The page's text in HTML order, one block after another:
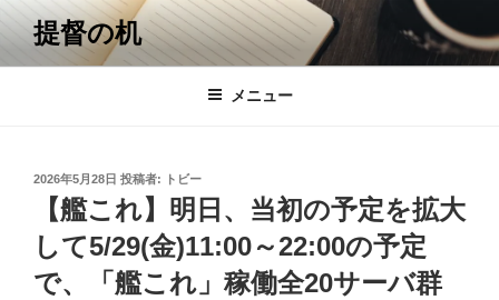
コ
テ
提督の机
メニュー
投
2026年5月28日 投稿者: トビー
【艦これ】明日、当初の予定を拡大
して5/29(金)11:00～22:00の予定
で、「艦これ」稼働全20サーバ群